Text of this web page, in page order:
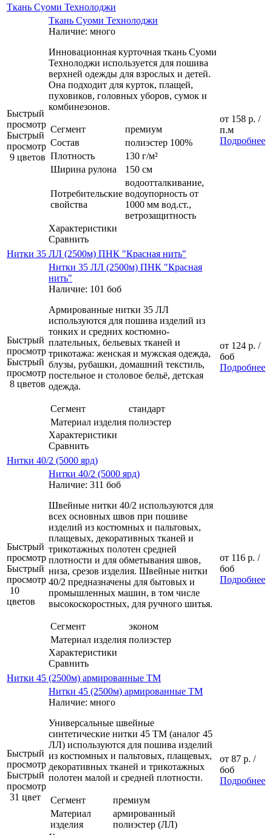
Ткань Суоми Технолоджи
Быстрый
просмотр
Быстрый
просмотр
9 цветов
Ткань Суоми Технолоджи
Наличие: много
Инновационная курточная ткань Суоми
Технолоджи используется для пошива
верхней одежды для взрослых и детей.
Она подходит для курток, плащей,
пуховиков, головных уборов, сумок и
комбинезонов.
Сегмент
премиум
Состав
полиэстер 100%
Плотность
130 г/м²
Ширина рулона
150 см
Потребительские
свойства
водоотталкивание,
водоупорность от
1000 мм вод.ст.,
ветрозащитность
Характеристики
Сравнить
от 158 р. /
п.м
Подробнее
Нитки 35 ЛЛ (2500м) ПНК "Красная нить"
Быстрый
просмотр
Быстрый
просмотр
8 цветов
Нитки 35 ЛЛ (2500м) ПНК "Красная
нить"
Наличие: 101 боб
Армированные нитки 35 ЛЛ
используются для пошива изделий из
тонких и средних костюмно-
плательных, бельевых тканей и
трикотажа: женская и мужская одежда,
блузы, рубашки, домашний текстиль,
постельное и столовое бельё, детская
одежда.
Сегмент
стандарт
Материал изделия полиэстер
Характеристики
Сравнить
от 124 р. /
боб
Подробнее
Нитки 40/2 (5000 ярд)
Быстрый
просмотр
Быстрый
просмотр
10
цветов
Нитки 40/2 (5000 ярд)
Наличие: 311 боб
Швейные нитки 40/2 используются для
всех основных швов при пошиве
изделий из костюмных и пальтовых,
плащевых, декоративных тканей и
трикотажных полотен средней
плотности и для обметывания швов,
низа, срезов изделия. Швейные нитки
40/2 предназначены для бытовых и
промышленных машин, в том числе
высокоскоростных, для ручного шитья.
Сегмент
эконом
Материал изделия полиэстер
Характеристики
Сравнить
от 116 р. /
боб
Подробнее
Нитки 45 (2500м) армированные ТМ
Быстрый
просмотр
Быстрый
просмотр
31 цвет
Нитки 45 (2500м) армированные ТМ
Наличие: много
Универсальные швейные
синтетические нитки 45 ТМ (аналог 45
ЛЛ) используются для пошива изделий
из костюмных и пальтовых, плащевых,
декоративных тканей и трикотажных
полотен малой и средней плотности.
Сегмент
премиум
Материал
изделия
армированный
полиэстер (ЛЛ)
от 87 р. /
боб
Подробнее